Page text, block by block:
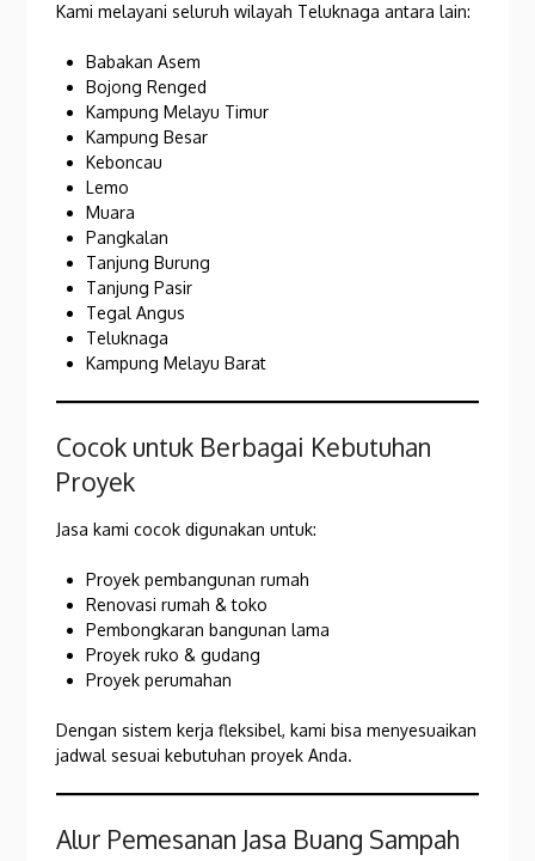
Kami melayani seluruh wilayah Teluknaga antara lain:
Babakan Asem
Bojong Renged
Kampung Melayu Timur
Kampung Besar
Keboncau
Lemo
Muara
Pangkalan
Tanjung Burung
Tanjung Pasir
Tegal Angus
Teluknaga
Kampung Melayu Barat
Cocok untuk Berbagai Kebutuhan
Proyek
Jasa kami cocok digunakan untuk:
Proyek pembangunan rumah
Renovasi rumah & toko
Pembongkaran bangunan lama
Proyek ruko & gudang
Proyek perumahan
Dengan sistem kerja fleksibel, kami bisa menyesuaikan
jadwal sesuai kebutuhan proyek Anda.
Alur Pemesanan Jasa Buang Sampah